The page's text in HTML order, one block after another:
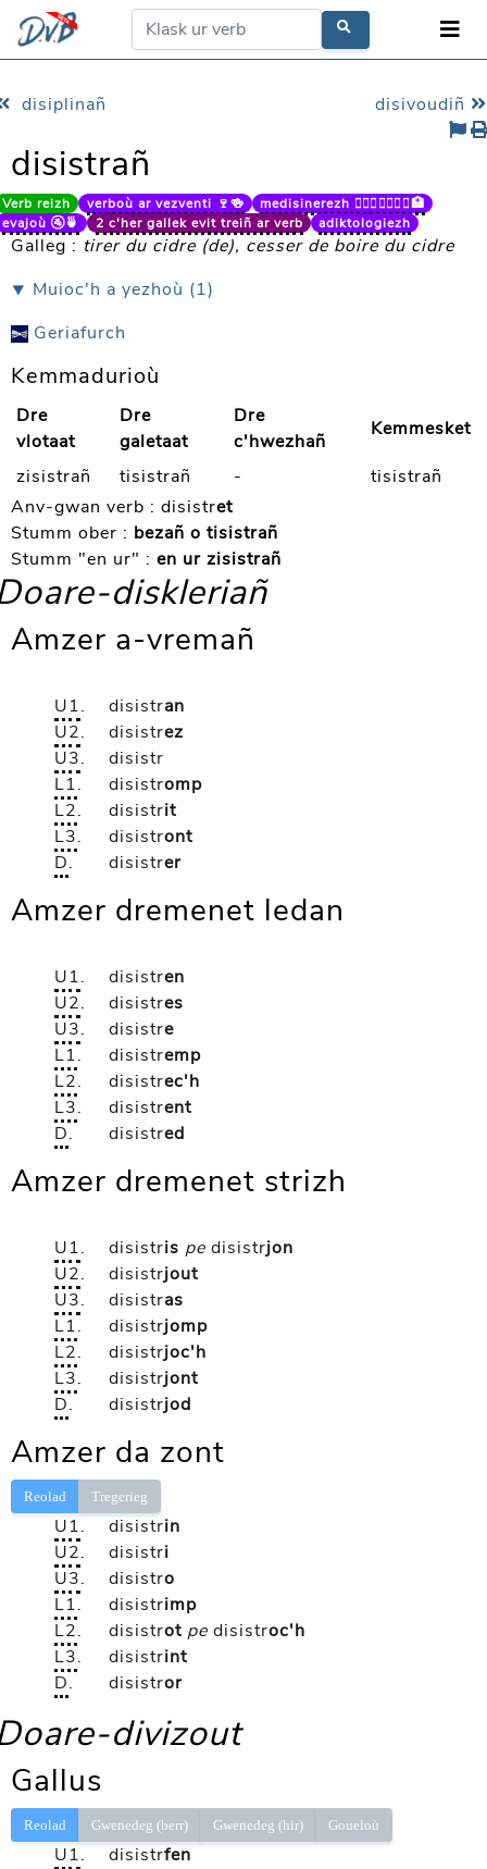
disiplinañ disivoudiñ
disistrañ
Verb reizh verboù ar vezventi 🍷🍻
medisinerezh 👨🏼‍⚕️👩🏻‍⚕️⚕️🏥
evajoù 🚰🍵
2 c'her gallek evit treiñ ar verb adiktologiezh
Galleg : tirer du cidre (de), cesser de boire du cidre
⯆ Muioc'h a yezhoù (1)
Geriafurch
Kemmadurioù
Dre
vlotaat
Dre
galetaat
Dre
c'hwezhañ
Kemmesket
zisistrañ
tisistrañ -
tisistrañ
Anv-gwan verb : disistret
Stumm ober : bezañ o tisistrañ
Stumm "en ur" : en ur zisistrañ
diskleriañ
Amzer a-vremañ
U1. disistran
U2. disistrez
U3.
disistr
L1. disistromp
L2. disistrit
L3. disistront
D. disistrer
Amzer dremenet ledan
U1. disistren
U2. disistres
U3. disistre
L1. disistremp
L2. disistrec'h
L3. disistrent
D. disistred
Amzer dremenet strizh
U1. disistris pe disistrjon
U2. disistrjout
U3. disistras
L1. disistrjomp
L2. disistrjoc'h
L3. disistrjont
D. disistrjod
Amzer da zont
Reolad Tregerieg
U1. disistrin
U2. disistri
U3. disistro
L1. disistrimp
L2. disistrot pe disistroc'h
L3. disistrint
D. disistror
divizout
Gallus
Reolad Gwenedeg (berr) Gwenedeg (hir) Goueloù
U1. disistrfen